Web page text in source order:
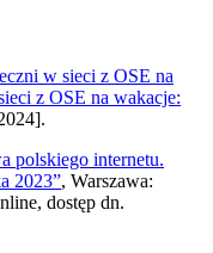
w sieci z OSE na
z OSE na wakacje:
polskiego internetu.
2023”, Warszawa:
dostęp dn.